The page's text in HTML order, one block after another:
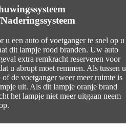
u een auto of voetganger te snel op u
dit lampje rood branden. Uw auto
extra remkracht reserveren voor
u abrupt moet remmen. Als tussen u
of de voetganger weer meer ruimte is
uit. Als dit lampje oranje brand
het lampje niet meer uitgaan neem